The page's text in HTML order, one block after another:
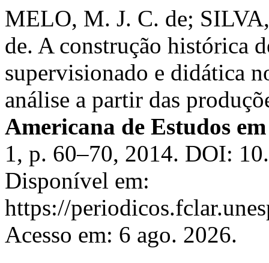
MELO, M. J. C. de;
de. A construção histórica
supervisionado e didática
análise a partir das
Americana de Estudos
1, p. 60–70, 2014. DOI:
Disponível em:
https://
Acesso em: 6 ago. 2026.